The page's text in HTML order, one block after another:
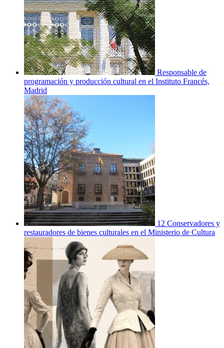
Responsable de
programación y producción cultural en el Instituto Francés,
Madrid
12 Conservadores y
restauradores de bienes culturales en el Ministerio de Cultura